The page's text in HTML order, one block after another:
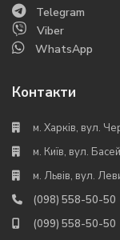
Telegram
Viber
WhatsApp
Контакти
м. Харків, вул.
м. Київ, вул.
м. Львів, вул.
(098) 558-50-50
(099) 558-50-50